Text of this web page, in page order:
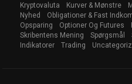
Kryptovaluta
Kurver & Mønstre
Nyhed
Obligationer & Fast
Opsparing
Optioner Og Futures
Skribentens Mening
Spørgsmål
Indikatorer
Trading